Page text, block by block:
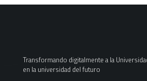
Transformando digitalmente a la
en la universidad del futuro